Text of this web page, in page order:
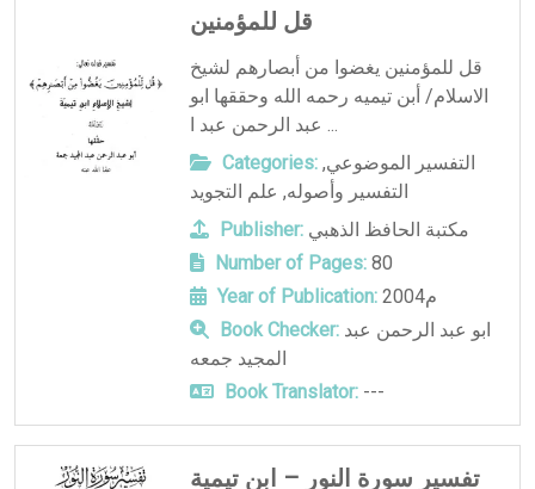
قل للمؤمنين
قل للمؤمنين يغضوا من أبصارهم لشيخ
الاسلام/ أبن تيميه رحمه الله وحققها ابو
عبد الرحمن عبد ا ...
Categories: التفسير الموضوعي,
التفسير وأصوله, علم التجويد
Publisher: مكتبة الحافظ الذهبي
Number of Pages:80
Year of Publication:
2004م
Book Checker:ابو عبد الرحمن عبد
المجيد جمعه
Book Translator:---
تفسير سورة النور – ابن تيمية